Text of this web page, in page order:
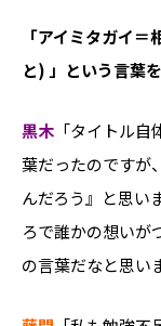
――「アイミタガイ
と) ​​」という言葉
黒木 「タイトル
葉だったのですが
んだろう』と思い
ろで誰かの想いが
の言葉だなと思い